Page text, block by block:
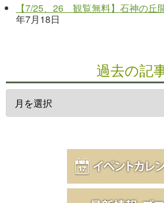
【7/25、26 観覧無料】石神の丘
年7月18日
過去の記